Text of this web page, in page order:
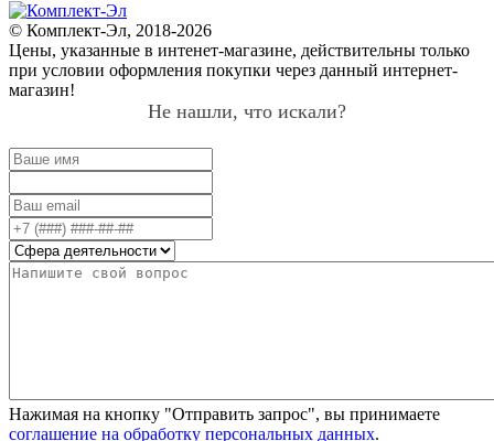
© Комплект-Эл, 2018-2026
Цены, указанные в интенет-магазине, действительны только
при условии оформления покупки через данный интернет-
магазин!
Не нашли, что искали?
Нажимая на кнопку "Отправить запрос", вы принимаете
соглашение на обработку персональных данных.